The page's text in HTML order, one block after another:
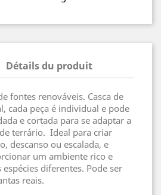
Détails du produit
fontes renováveis. Casca de
cada peça é individual e pode
e cortada para se adaptar a
terrário. Ideal para criar
descanso ou escalada, e
um ambiente rico e
diferentes. Pode ser
reais.